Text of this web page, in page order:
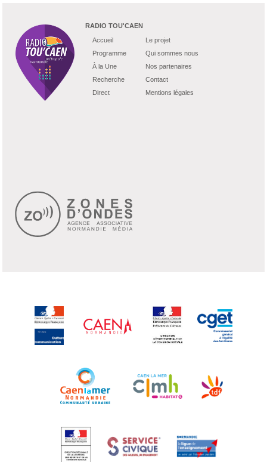
RADIO TOU'CAEN
Accueil
Programme
À la Une
Recherche
Direct
Le projet
Qui sommes nous
Nos partenaires
Contact
Mentions légales